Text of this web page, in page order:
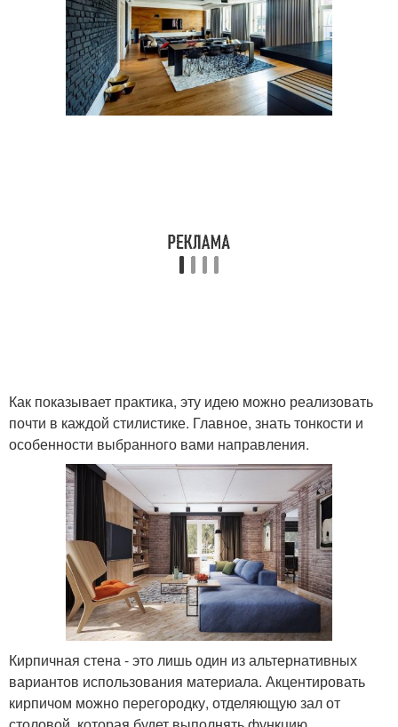
Как показывает практика, эту идею можно реализовать
почти в каждой стилистике. Главное, знать тонкости и
особенности выбранного вами направления.
Кирпичная стена - это лишь один из альтернативных
вариантов использования материала. Акцентировать
кирпичом можно перегородку, отделяющую зал от